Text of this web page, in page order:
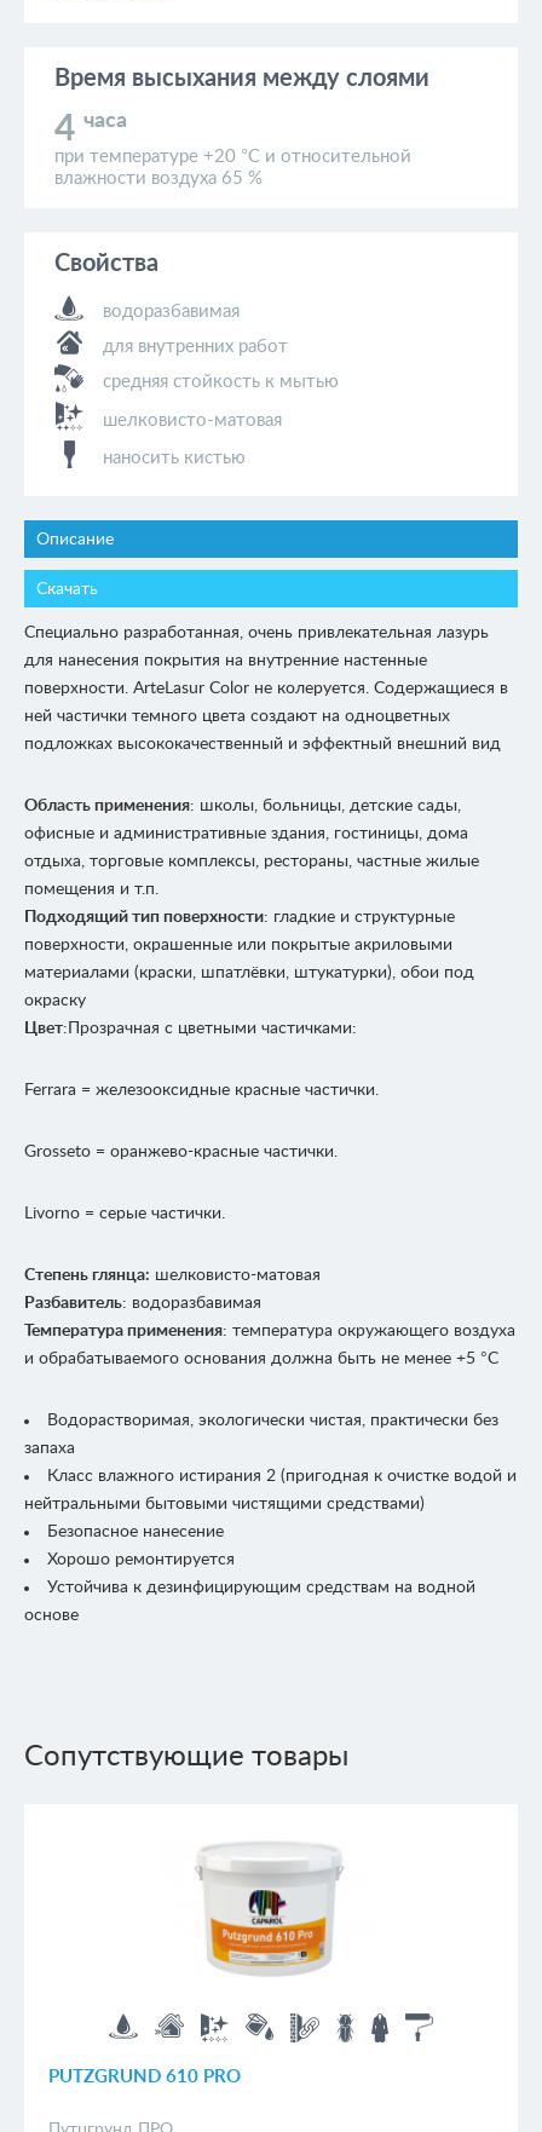
Время высыхания между слоями
4 часа
при температуре +20 °C и относительной
влажности воздуха 65 %
Свойства
водоразбавимая
для внутренних работ
средняя стойкость к мытью
шелковисто-матовая
наносить кистью
Описание
Скачать
Специально разработанная, очень привлекательная лазурь
для нанесения покрытия на внутренние настенные
поверхности. ArteLasur Color не колеруется. Содержащиеся в
ней частички темного цвета создают на одноцветных
подложках высококачественный и эффектный внешний вид
Область применения: школы, больницы, детские сады,
офисные и административные здания, гостиницы, дома
отдыха, торговые комплексы, рестораны, частные жилые
помещения и т.п.
Подходящий тип поверхности: гладкие и структурные
поверхности, окрашенные или покрытые акриловыми
материалами (краски, шпатлёвки, штукатурки), обои под
окраску
Цвет:Прозрачная с цветными частичками:
Ferrara = железооксидные красные частички.
Grosseto = оранжево-красные частички.
Livorno = серые частички.
Степень глянца: шелковисто-матовая
Разбавитель: водоразбавимая
Температура применения: температура окружающего воздуха
и обрабатываемого основания должна быть не менее +5 °C
Водорастворимая, экологически чистая, практически без
запаха
Класс влажного истирания 2 (пригодная к очистке водой и
нейтральными бытовыми чистящими средствами)
Безопасное нанесение
Хорошо ремонтируется
Устойчива к дезинфицирующим средствам на водной
основе
Сопутствующие товары
PUTZGRUND 610 PRO